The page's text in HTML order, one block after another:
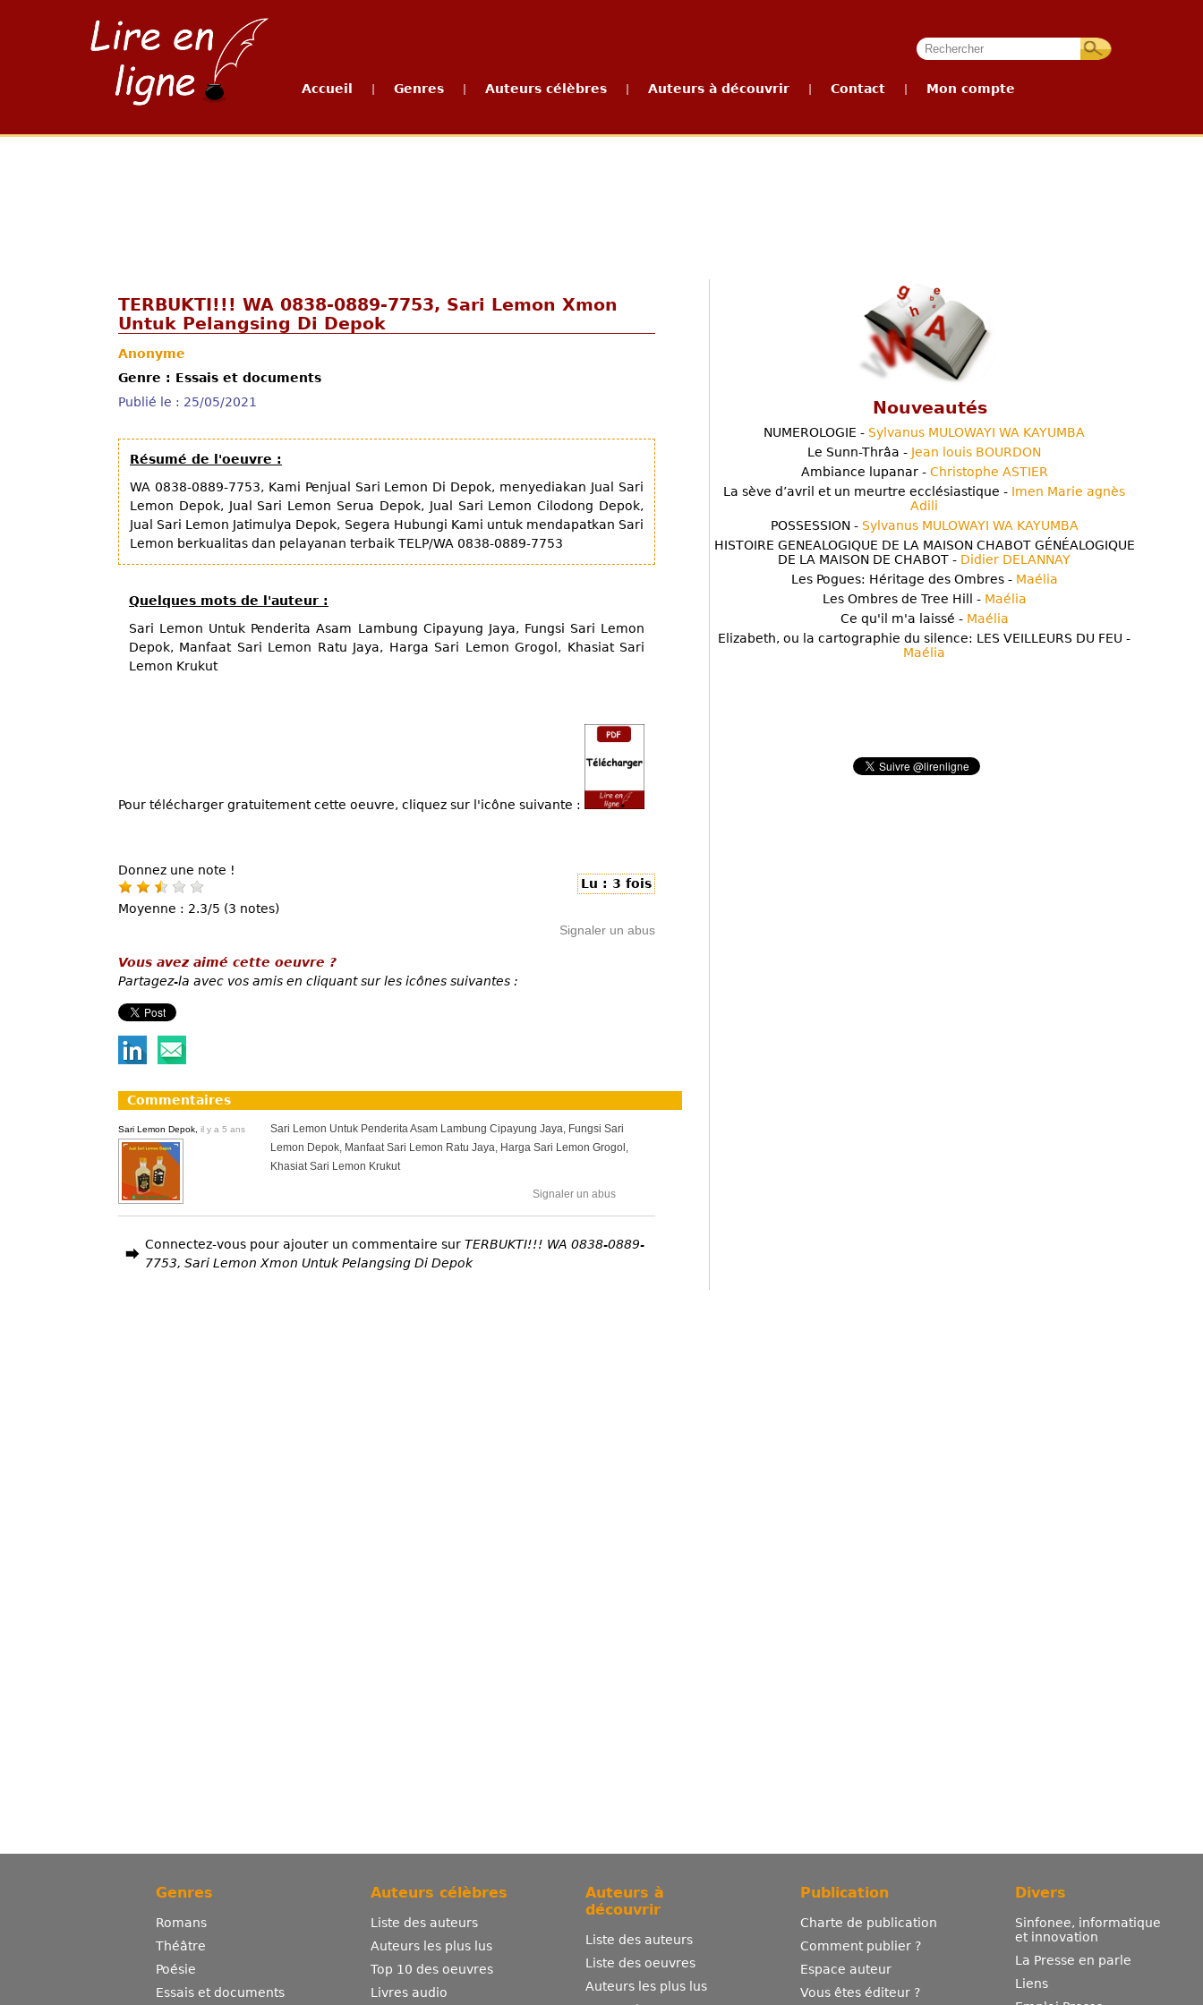
Accueil Genres Auteurs célèbres Auteurs à découvrir Contact Mon compte
TERBUKTI!!! WA 0838-0889-7753, Sari Lemon Xmon
Untuk Pelangsing Di Depok
Anonyme
Genre : Essais et documents
Publié le : 25/05/2021
Résumé de l'oeuvre :
WA 0838-0889-7753, Kami Penjual Sari Lemon Di Depok, menyediakan Jual Sari
Lemon Depok, Jual Sari Lemon Serua Depok, Jual Sari Lemon Cilodong Depok,
Jual Sari Lemon Jatimulya Depok, Segera Hubungi Kami untuk mendapatkan Sari
Lemon berkualitas dan pelayanan terbaik TELP/WA 0838-0889-7753
Quelques mots de l'auteur :
Sari Lemon Untuk Penderita Asam Lambung Cipayung Jaya, Fungsi Sari Lemon
Depok, Manfaat Sari Lemon Ratu Jaya, Harga Sari Lemon Grogol, Khasiat Sari
Lemon Krukut
Pour télécharger gratuitement cette oeuvre, cliquez sur l'icône suivante :
Donnez une note !
Moyenne : 2.3/5 (3 notes)
Lu : 3 fois
Signaler un abus
Vous avez aimé cette oeuvre ?
Partagez-la avec vos amis en cliquant sur les icônes suivantes :
Commentaires
Sari Lemon Depok, il y a 5 ans
Sari Lemon Untuk Penderita Asam Lambung Cipayung Jaya, Fungsi Sari
Lemon Depok, Manfaat Sari Lemon Ratu Jaya, Harga Sari Lemon Grogol,
Khasiat Sari Lemon Krukut
Signaler un abus
Connectez-vous pour ajouter un commentaire sur TERBUKTI!!! WA 0838-0889-
7753, Sari Lemon Xmon Untuk Pelangsing Di Depok
Nouveautés
NUMEROLOGIE - Sylvanus MULOWAYI WA KAYUMBA
Le Sunn-Thrâa - Jean louis BOURDON
Ambiance lupanar - Christophe ASTIER
La sève d’avril et un meurtre ecclésiastique - Imen Marie agnès
Adili
POSSESSION - Sylvanus MULOWAYI WA KAYUMBA
HISTOIRE GENEALOGIQUE DE LA MAISON CHABOT GÉNÉALOGIQUE
DE LA MAISON DE CHABOT - Didier DELANNAY
Les Pogues: Héritage des Ombres - Maélia
Les Ombres de Tree Hill - Maélia
Ce qu'il m'a laissé - Maélia
Elizabeth, ou la cartographie du silence: LES VEILLEURS DU FEU -
Maélia
Genres
Romans
Théâtre
Poésie
Essais et documents
Auteurs célèbres
Liste des auteurs
Auteurs les plus lus
Top 10 des oeuvres
Livres audio
Auteurs à
découvrir
Liste des auteurs
Liste des oeuvres
Auteurs les plus lus
Publication
Charte de publication
Comment publier ?
Espace auteur
Vous êtes éditeur ?
Divers
Sinfonee, informatique
et innovation
La Presse en parle
Liens